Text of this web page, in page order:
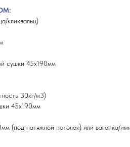
кликвальц)
сушки 45х190мм
30кг/м3)
45х190мм
(под натяжной потолок) или вагонка/